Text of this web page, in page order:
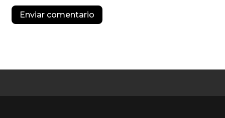
Enviar comentario